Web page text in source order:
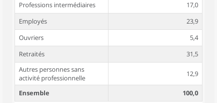
Professions intermédiaires
17,0
Employés
23,9
Ouvriers
5,4
Retraités
31,5
Autres personnes sans
activité professionnelle
12,9
Ensemble
100,0